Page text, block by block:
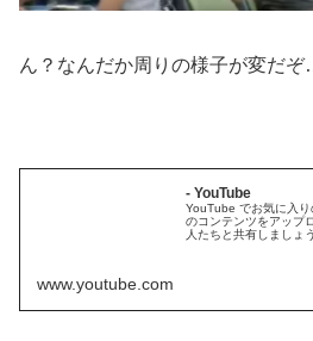
ん？なんだか周りの様子が変だぞ
- YouTube
YouTube でお気に入
のコンテンツをアップ
人たちと共有しましょう
www.youtube.com